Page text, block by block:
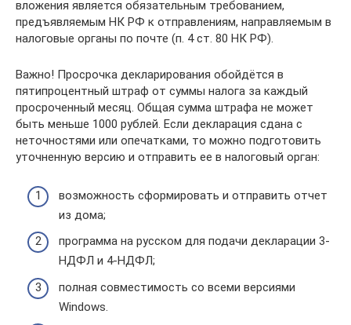
вложения является обязательным требованием,
предъявляемым НК РФ к отправлениям, направляемым в
налоговые органы по почте (п. 4 ст. 80 НК РФ).
Важно! Просрочка декларирования обойдётся в
пятипроцентный штраф от суммы налога за каждый
просроченный месяц. Общая сумма штрафа не может
быть меньше 1000 рублей. Если декларация сдана с
неточностями или опечатками, то можно подготовить
уточненную версию и отправить ее в налоговый орган:
возможность сформировать и отправить отчет
из дома;
программа на русском для подачи декларации 3-
НДФЛ и 4-НДФЛ;
полная совместимость со всеми версиями
Windows.